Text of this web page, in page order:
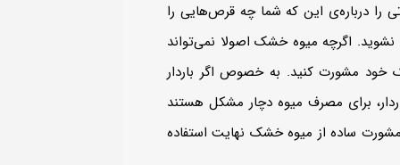
را درباره‌ی این که شما چه قرص‌هایی را
اگرچه میوه خشک اصولا نمی‌تواند
خود مشورت کنید. به خصوص اگر باردار
برای مصرف میوه دچار مشکل هستند
ساده از میوه خشک نهایت استفاده